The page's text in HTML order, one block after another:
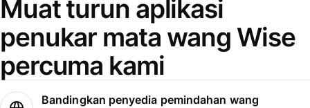
Muat turun aplikasi
penukar mata wang Wise
percuma kami
Bandingkan penyedia pemindahan wang